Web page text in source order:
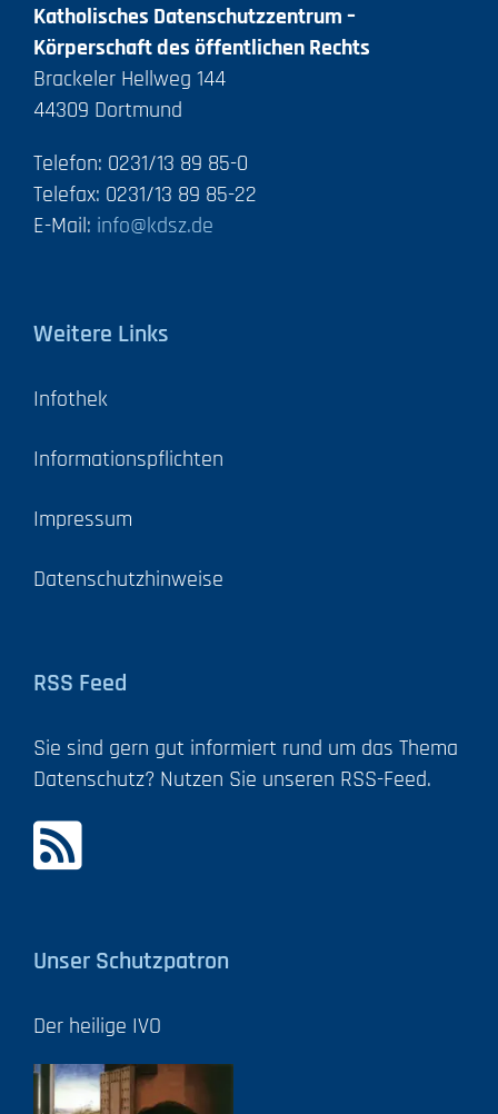
Katholisches Datenschutzzentrum –
Körperschaft des öffentlichen Rechts
Brackeler Hellweg 144
44309 Dortmund
Telefon: 0231/13 89 85-0
Telefax: 0231/13 89 85-22
E-Mail: info@kdsz.de
Weitere Links
Infothek
Informationspflichten
Impressum
Datenschutzhinweise
RSS Feed
Sie sind gern gut informiert rund um das Thema
Datenschutz? Nutzen Sie unseren RSS-Feed.
Unser Schutzpatron
Der heilige IVO